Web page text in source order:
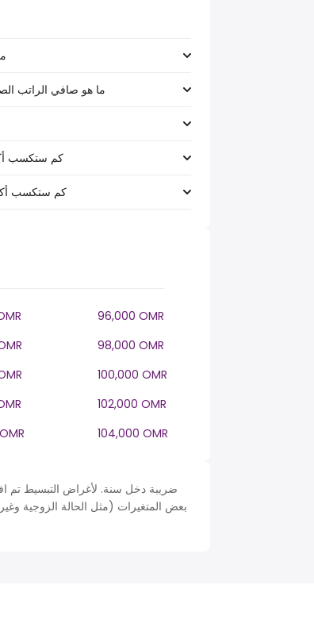
ما هو صافي الراتب الصافي بعد خصم
كم ستكسب أكثر من ذلك
كم ستكسب أكثر من ذلك
96,000 OMR
98,000 OMR
100,000 OMR
102,000 OMR
104,000 OMR
بعض المتغيرات (مثل الحالة الزوجية